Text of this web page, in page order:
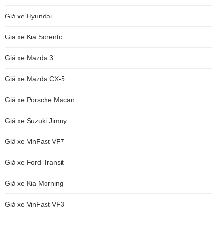
Giá xe Hyundai
Giá xe Kia Sorento
Giá xe Mazda 3
Giá xe Mazda CX-5
Giá xe Porsche Macan
Giá xe Suzuki Jimny
Giá xe VinFast VF7
Giá xe Ford Transit
Giá xe Kia Morning
Giá xe VinFast VF3